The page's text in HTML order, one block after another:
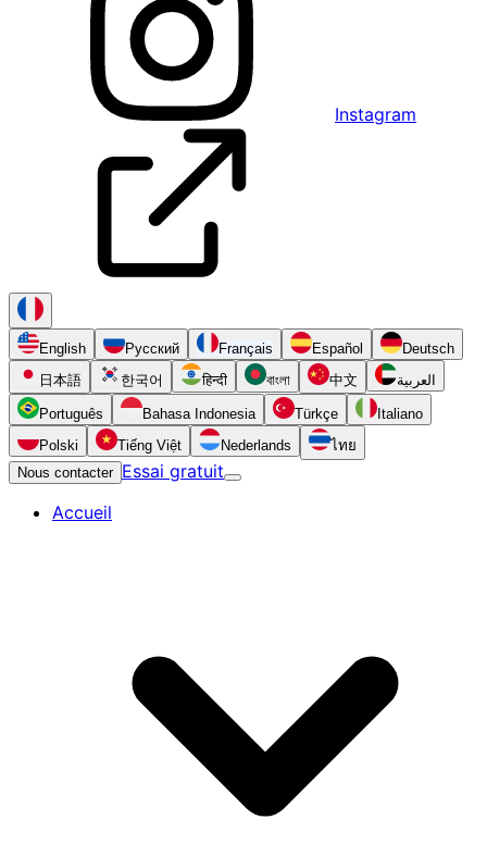
Instagram
English Русский Français Español
Deutsch
日本語
한국어 हिन्दी বাংলা 中文 العربية
Português Bahasa Indonesia Türkçe
Italiano
Polski
Tiếng Việt Nederlands
ไทย
Nous contacter Essai gratuit
Accueil